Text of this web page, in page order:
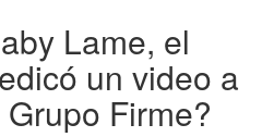
Lame, el
un video a
Firme?